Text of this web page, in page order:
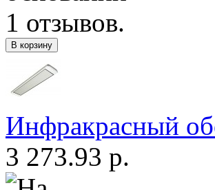
Инфракрасный
3 273.93 р.